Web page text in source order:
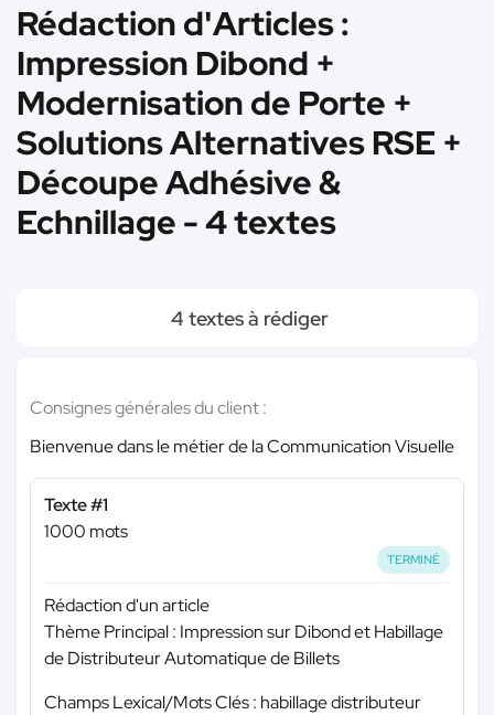
Rédaction d'Articles :
Impression Dibond +
Modernisation de Porte +
Solutions Alternatives RSE +
Découpe Adhésive &
Echnillage - 4 textes
4 textes à rédiger
Consignes générales du client :
Bienvenue dans le métier de la Communication Visuelle
Texte #1
1000 mots
TERMINÉ
Rédaction d'un article
Thème Principal : Impression sur Dibond et Habillage
de Distributeur Automatique de Billets
Champs Lexical/Mots Clés : habillage distributeur